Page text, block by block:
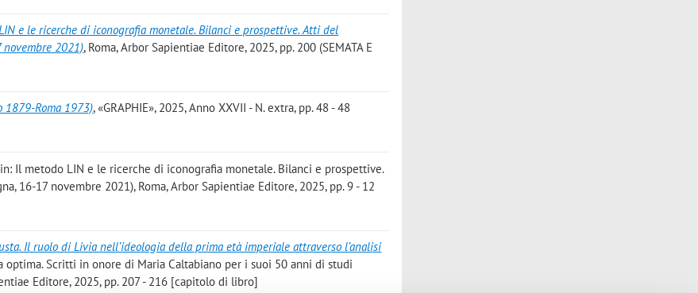
e le ricerche di iconografia monetale. Bilanci e prospettive. Atti del
novembre 2021), Roma, Arbor Sapientiae Editore, 2025, pp. 200 (SEMATA E
1879-Roma 1973), «GRAPHIE», 2025, Anno XXVII - N. extra, pp. 48 - 48
Il metodo LIN e le ricerche di iconografia monetale. Bilanci e prospettive.
16-17 novembre 2021), Roma, Arbor Sapientiae Editore, 2025, pp. 9 - 12
Il ruolo di Livia nell’ideologia della prima età imperiale attraverso l’analisi
optima. Scritti in onore di Maria Caltabiano per i suoi 50 anni di studi
Editore, 2025, pp. 207 - 216 [capitolo di libro]